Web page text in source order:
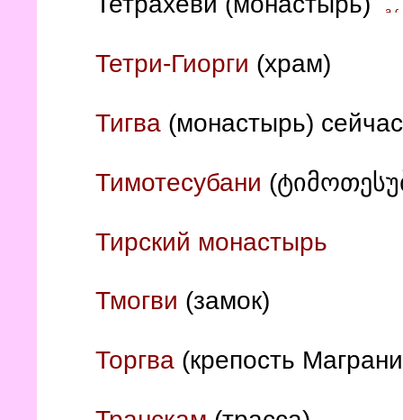
Тетри-Гиорги (храм)
Тигва (монастырь)
Тимотесубани
Тирский монастырь
Тмогви (замок)
Торгва (крепость